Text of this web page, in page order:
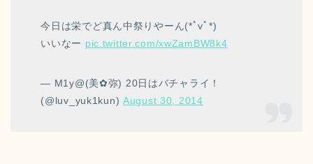
今日は栄でど真ん中祭りやーん(*ﾟvﾟ*)
いいなー pic.twitter.com/xwZamBW8k4
— M1y@‎(美✿弥) 20日はバチャライ！
(@luv_yuk1kun) August 30, 2014